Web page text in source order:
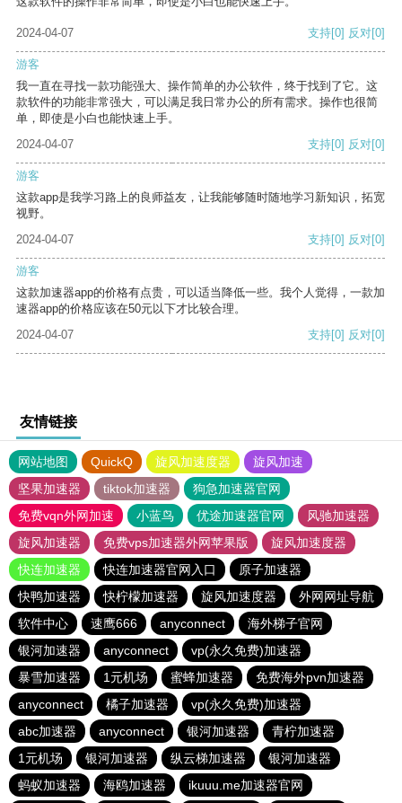
2024-04-07 支持[0] 反对[0]
游客
我一直在寻找一款功能强大、操作简单的办公软件，终于找到了它。这
款软件的功能非常强大，可以满足我日常办公的所有需求。操作也很简
单，即使是小白也能快速上手。
2024-04-07
支持[0] 反对[0]
游客
这款app是我学习路上的良师益友，让我能够随时随地学习新知识，拓宽
视野。
2024-04-07
支持[0] 反对[0]
游客
这款加速器app的价格有点贵，可以适当降低一些。我个人觉得，一款加
速器app的价格应该在50元以下才比较合理。
2024-04-07
支持[0] 反对[0]
友情链接
网站地图 QuickQ 旋风加速度器
旋风加速
坚果加速器
tiktok加速器
狗急加速器官网
免费vqn外网加速
小蓝鸟 优途加速器官网
风驰加速器
旋风加速器
免费vps加速器外网苹果版
旋风加速度器
快连加速器
快连加速器官网入口
原子加速器
快鸭加速器
快柠檬加速器 旋风加速度器
外网网址导航
软件中心
速鹰666 anyconnect
海外梯子官网
银河加速器
anyconnect
vp(永久免费)加速器
暴雪加速器
1元机场 蜜蜂加速器
免费海外pvn加速器
anyconnect
橘子加速器
vp(永久免费)加速器
abc加速器
anyconnect 银河加速器
青柠加速器
1元机场
银河加速器 纵云梯加速器
银河加速器
蚂蚁加速器
海鸥加速器 ikuuu.me加速器官网